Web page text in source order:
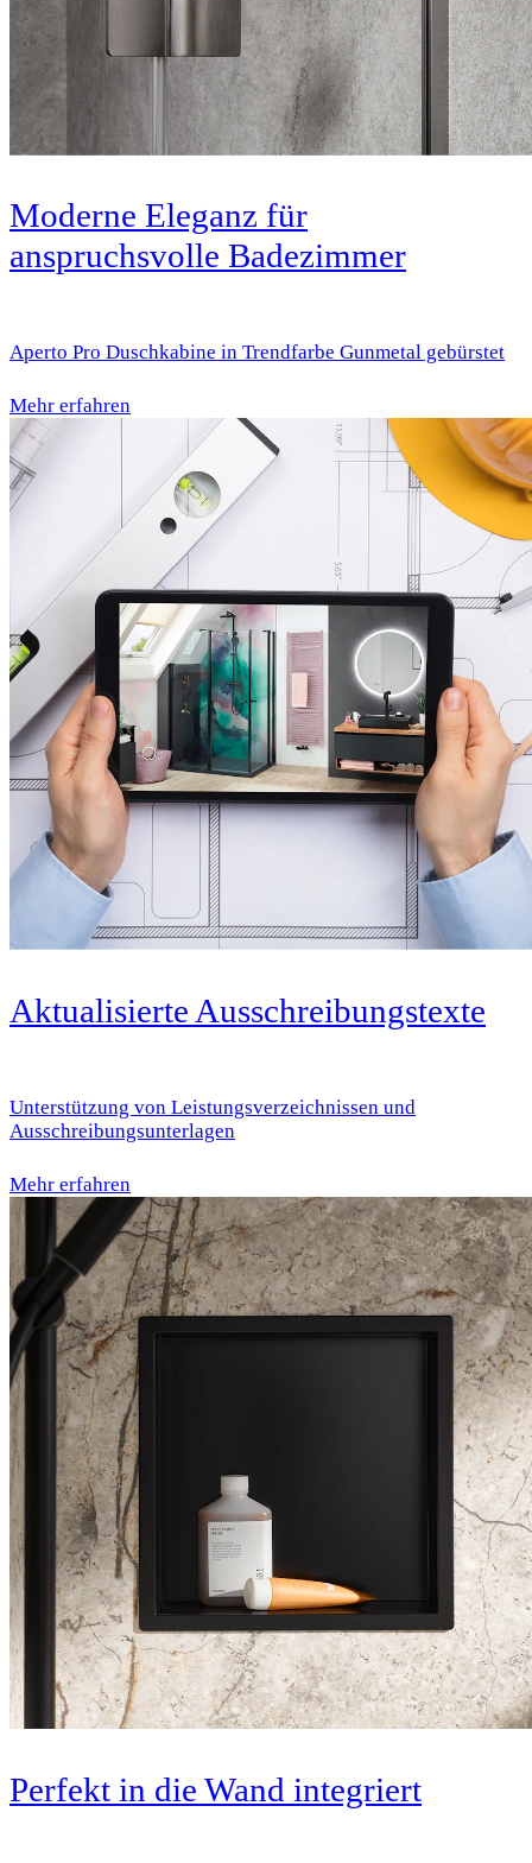
Moderne Eleganz für
anspruchsvolle Badezimmer
Aperto Pro Duschkabine in Trendfarbe Gunmetal gebürstet
Mehr erfahren
Aktualisierte Ausschreibungstexte
Unterstützung von Leistungsverzeichnissen und
Ausschreibungsunterlagen
Mehr erfahren
Perfekt in die Wand integriert